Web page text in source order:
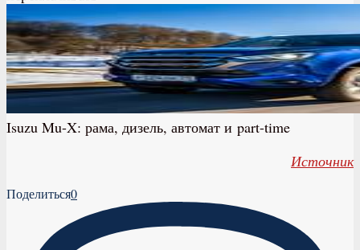
Isuzu Mu-X: рама, дизель, автомат и part-time
Источник
Поделиться0